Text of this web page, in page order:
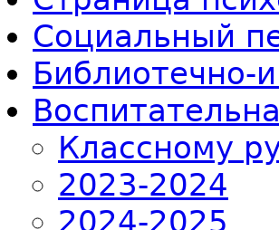
Социальный
Библиотечно-
Классному
2023-2024
2024-2025